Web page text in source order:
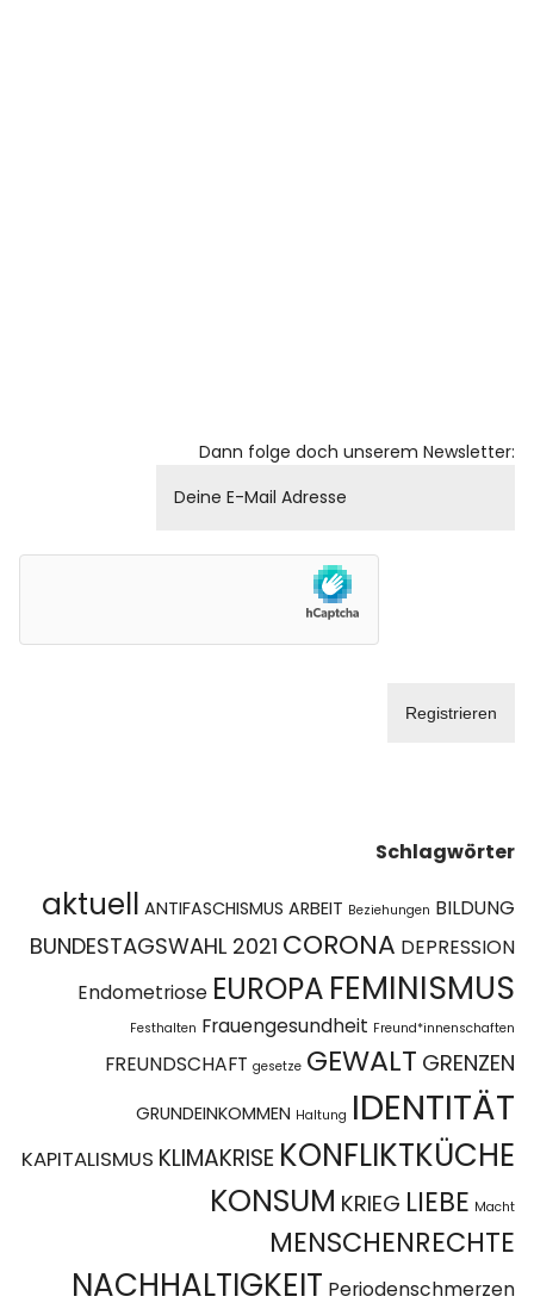
Dann folge doch unserem Newsletter:
Schlagwörter
aktuell ANTIFASCHISMUS ARBEIT Beziehungen BILDUNG
BUNDESTAGSWAHL 2021 CORONA DEPRESSION
Endometriose EUROPA FEMINISMUS
Festhalten Frauengesundheit Freund*innenschaften
FREUNDSCHAFT gesetze GEWALT GRENZEN
GRUNDEINKOMMEN Haltung IDENTITÄT
KAPITALISMUS KLIMAKRISE KONFLIKTKÜCHE
KONSUM KRIEG LIEBE Macht
MENSCHENRECHTE
NACHHALTIGKEIT Periodenschmerzen